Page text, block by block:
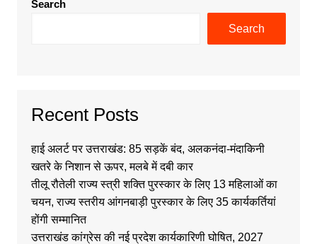
Search
Search
Recent Posts
हाई अलर्ट पर उत्तराखंड: 85 सड़कें बंद, अलकनंदा-मंदाकिनी
खतरे के निशान से ऊपर, मलबे में दबी कार
तीलू रौतेली राज्य स्त्री शक्ति पुरस्कार के लिए 13 महिलाओं का
चयन, राज्य स्तरीय आंगनबाड़ी पुरस्कार के लिए 35 कार्यकर्तियां
होंगी सम्मानित
उत्तराखंड कांग्रेस की नई प्रदेश कार्यकारिणी घोषित, 2027